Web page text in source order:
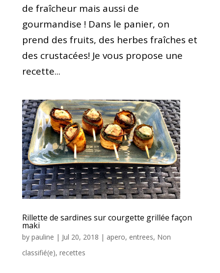
de fraîcheur mais aussi de
gourmandise ! Dans le panier, on
prend des fruits, des herbes fraîches et
des crustacées! Je vous propose une
recette...
Rillette de sardines sur courgette grillée façon
maki
by pauline | Jul 20, 2018 | apero, entrees, Non
classifié(e), recettes